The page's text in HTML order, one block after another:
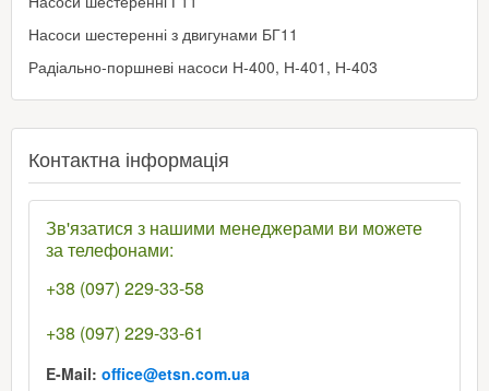
Насоси шестеренні з двигунами БГ11
Радіально-поршневі насоси Н-400, Н-401, Н-403
Контактна інформація
Зв'язатися з нашими менеджерами ви можете
за телефонами:
+38 (097) 229-33-58
+38 (097) 229-33-61
E-Mail: office@etsn.com.ua